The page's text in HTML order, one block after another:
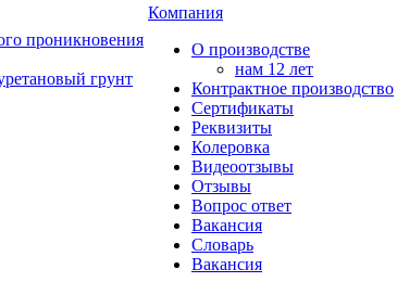
проникновения
грунт
Компания
О производстве
нам 12 лет
Контрактное производство
Сертификаты
Реквизиты
Колеровка
Видеоотзывы
Отзывы
Вопрос ответ
Вакансия
Словарь
Вакансия